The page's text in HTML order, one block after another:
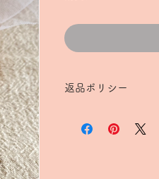
返品ポリシー
到着時に破損があっ